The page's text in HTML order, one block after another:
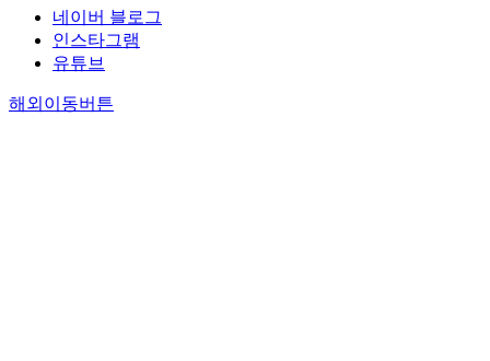
네이버 블로그
인스타그램
유튜브
해외이동버튼